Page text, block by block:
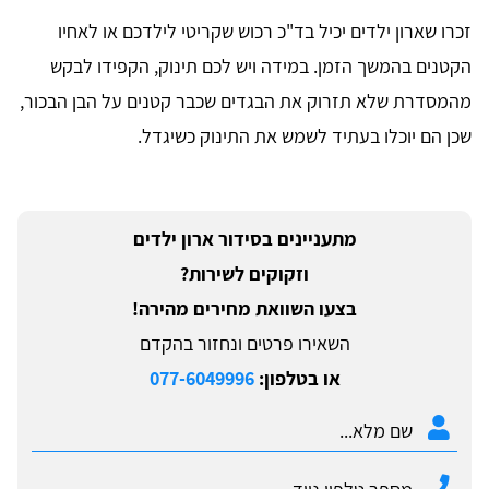
זכרו שארון ילדים יכיל בד"כ רכוש שקריטי לילדכם או לאחיו
הקטנים בהמשך הזמן. במידה ויש לכם תינוק, הקפידו לבקש
מהמסדרת שלא תזרוק את הבגדים שכבר קטנים על הבן הבכור,
שכן הם יוכלו בעתיד לשמש את התינוק כשיגדל.
מתעניינים בסידור ארון ילדים
וזקוקים לשירות?
בצעו השוואת מחירים מהירה!
השאירו פרטים ונחזור בהקדם
או בטלפון:077-6049996